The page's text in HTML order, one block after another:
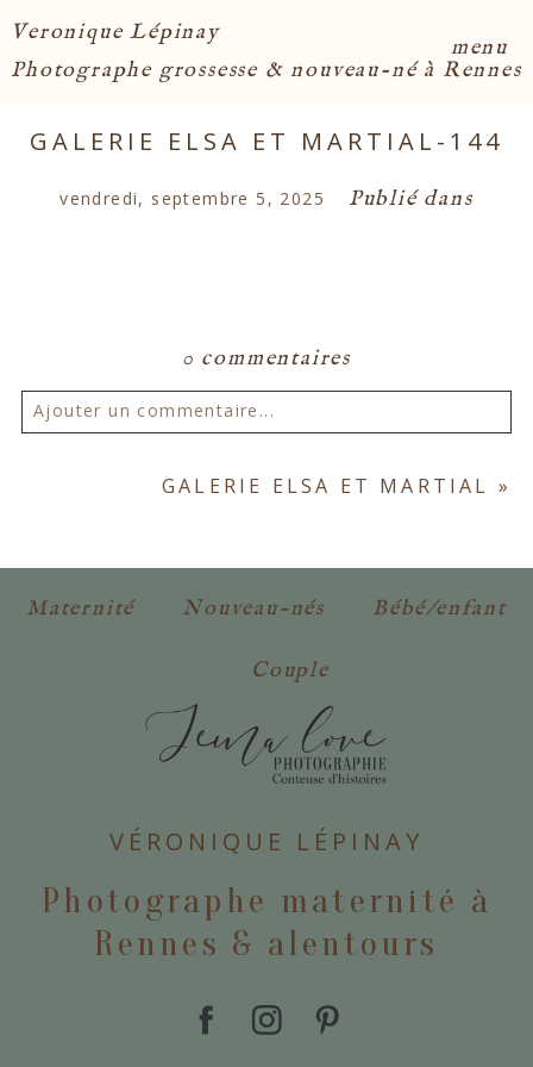
menu
Veronique Lépinay
Photographe grossesse & nouveau-né à Rennes
GALERIE ELSA ET MARTIAL-144
vendredi, septembre 5, 2025 Publié dans
0 commentaires
Ajouter un commentaire...
Votre email ne sera jamais publié ou partagé.
GALERIE ELSA ET MARTIAL »
Maternité Nouveau-nés Bébé/enfant
Couple
VÉRONIQUE LÉPINAY
Photographe maternité à
Rennes & alentours